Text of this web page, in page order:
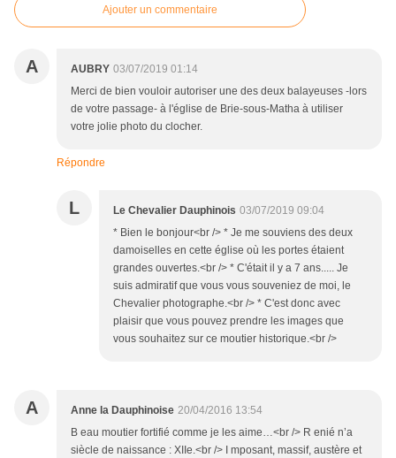
Ajouter un commentaire
A AUBRY 03/07/2019 01:14
Merci de bien vouloir autoriser une des deux balayeuses -lors
de votre passage- à l'église de Brie-sous-Matha à utiliser
votre jolie photo du clocher.
Répondre
L Le Chevalier Dauphinois 03/07/2019 09:04
* Bien le bonjour<br /> * Je me souviens des deux
damoiselles en cette église où les portes étaient
grandes ouvertes.<br /> * C'était il y a 7 ans..... Je
suis admiratif que vous vous souveniez de moi, le
Chevalier photographe.<br /> * C'est donc avec
plaisir que vous pouvez prendre les images que
vous souhaitez sur ce moutier historique.<br />
A Anne la Dauphinoise 20/04/2016 13:54
B eau moutier fortifié comme je les aime…<br /> R enié n’a
siècle de naissance : XIIe.<br /> I mposant, massif, austère et